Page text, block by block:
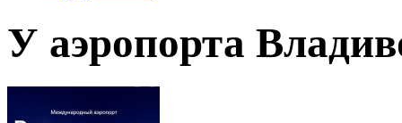
У аэропорта